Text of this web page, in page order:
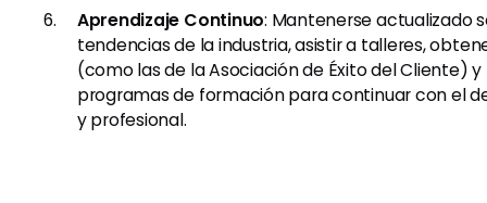
Aprendizaje Continuo: Mantenerse actualizado
tendencias de la industria, asistir a talleres,
(como las de la Asociación de Éxito del Cliente)
programas de formación para continuar con el
y profesional.